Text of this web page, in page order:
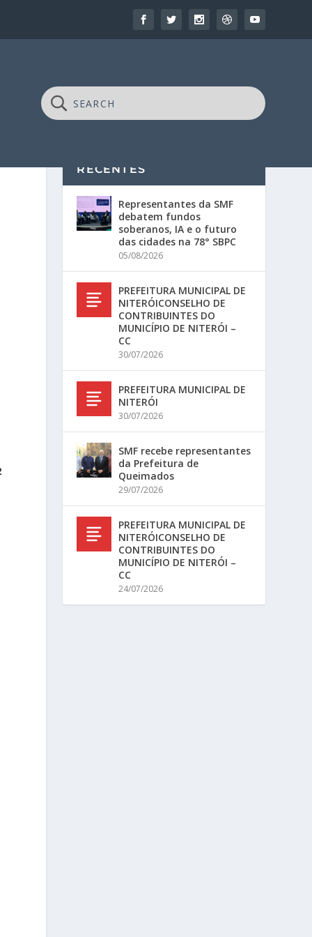
RECENTES
Representantes da SMF
debatem fundos
soberanos, IA e o futuro
das cidades na 78° SBPC
05/08/2026
PREFEITURA MUNICIPAL DE
NITERÓICONSELHO DE
CONTRIBUINTES DO
MUNICÍPIO DE NITERÓI –
CC
30/07/2026
PREFEITURA MUNICIPAL DE
NITERÓI
30/07/2026
SMF recebe representantes
da Prefeitura de
Queimados
29/07/2026
PREFEITURA MUNICIPAL DE
NITERÓICONSELHO DE
CONTRIBUINTES DO
MUNICÍPIO DE NITERÓI –
CC
24/07/2026